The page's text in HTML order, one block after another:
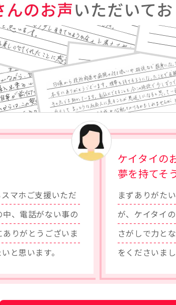
マホご支援いただ
、電話がない事の
りがとうございま
と思います。
ケイタイの
夢を持てそ
まずありがた
が、ケイタイ
さがしで力と
をくださいま